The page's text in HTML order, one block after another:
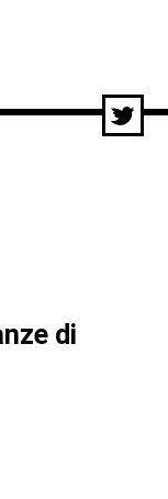
di